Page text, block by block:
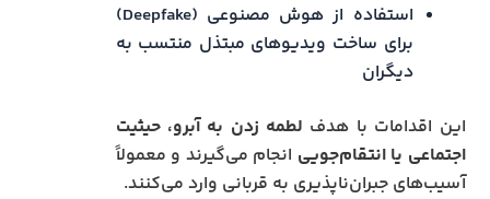
استفاده از هوش مصنوعی (Deepfake)
برای ساخت ویدیوهای مبتذل منتسب به
دیگران
این اقدامات با هدف لطمه زدن به آبرو، حیثیت
اجتماعی یا انتقام‌جویی انجام می‌گیرند و معمولاً
آسیب‌های جبران‌ناپذیری به قربانی وارد می‌کنند.